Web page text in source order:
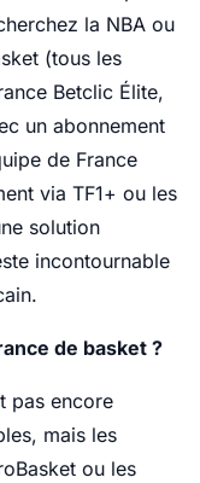
la NBA ou
(tous les
Betclic Élite,
un abonnement
de France
via TF1+ ou les
solution
incontournable
de basket ?
pas encore
mais les
ou les